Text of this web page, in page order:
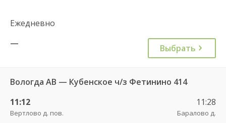
Ежедневно
—
Выбрать
Вологда АВ — Кубенское ч/з Фетинино 414
11:12
Вертлово д. пов.
11:28
Баралово д.